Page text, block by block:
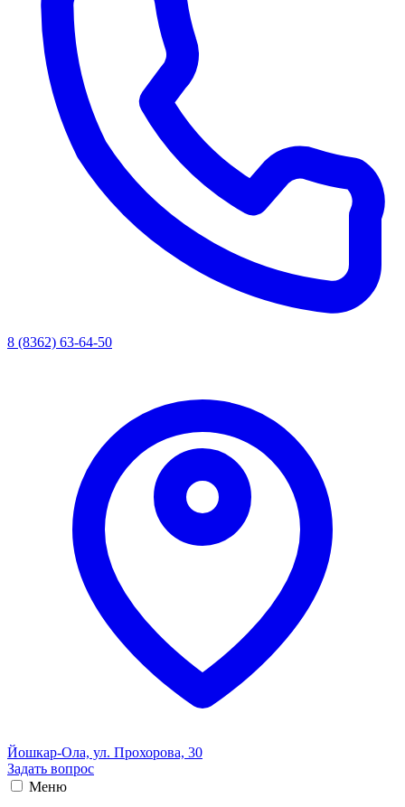
8 (8362) 63-64-50
Йошкар-Ола, ул. Прохорова, 30
Задать вопрос
Меню